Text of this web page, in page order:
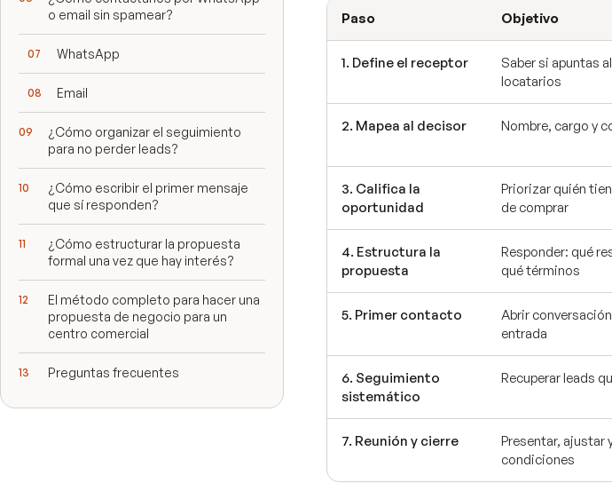
o email sin spamear?
WhatsApp
Email
¿Cómo organizar el seguimiento
para no perder leads?
¿Cómo escribir el primer mensaje
que sí responden?
¿Cómo estructurar la propuesta
formal una vez que hay interés?
El método completo para hacer una
propuesta de negocio para un
centro comercial
Preguntas frecuentes
Paso Objetivo
1. Define el receptor
Saber si apuntas
locatarios
2. Mapea al decisor Nombre, cargo y
3. Califica la
oportunidad
Priorizar quién
de comprar
4. Estructura la
propuesta
Responder: qué
qué términos
5. Primer contacto
Abrir
entrada
6. Seguimiento
sistemático
Recuperar leads
7. Reunión y cierre
Presentar, ajustar
condiciones